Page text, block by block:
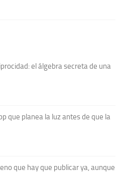
el álgebra secreta de una
que planea la luz antes de que la
que hay que publicar ya, aunque